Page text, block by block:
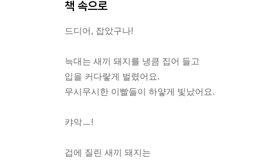
책 속으로
드디어, 잡았구나!
늑대는 새끼 돼지를 냉큼 집어 들고
입을 커다랗게 벌렸어요.
무시무시한 이빨들이 하얗게 빛났어요.
캬악ㅡ!
겁에 질린 새끼 돼지는